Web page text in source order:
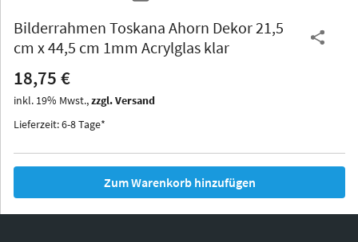
Iowa
Bilderrahmen Toskana Ahorn Dekor 21,5
cm x 44,5 cm 1mm Acrylglas klar
18,75 €
inkl. 19% Mwst.,zzgl. Versand
Lieferzeit: 6-8 Tage*
Zum Warenkorb hinzufügen